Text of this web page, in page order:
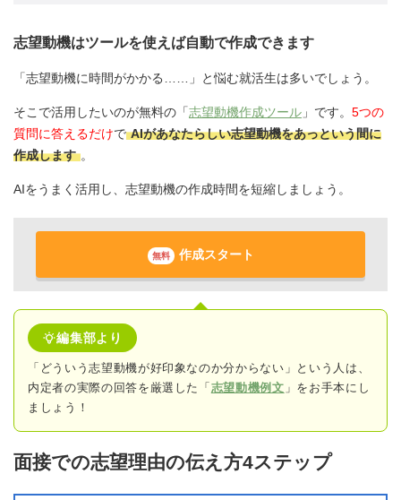
志望動機はツールを使えば自動で作成できます
「志望動機に時間がかかる……」と悩む就活生は多いでしょう。
そこで活用したいのが無料の「志望動機作成ツール 」です。 5つの
質問に答えるだけで AIがあなたらしい志望動機をあっという間に
作成します 。
AIをうまく活用し、志望動機の作成時間を短縮しましょう。
無料 作成スタート
編集部より
「どういう志望動機が好印象なのか分からない」という人は、
内定者の実際の回答を厳選した「 志望動機例文 」をお手本にし
ましょう！
面接での志望理由の伝え方4ステップ